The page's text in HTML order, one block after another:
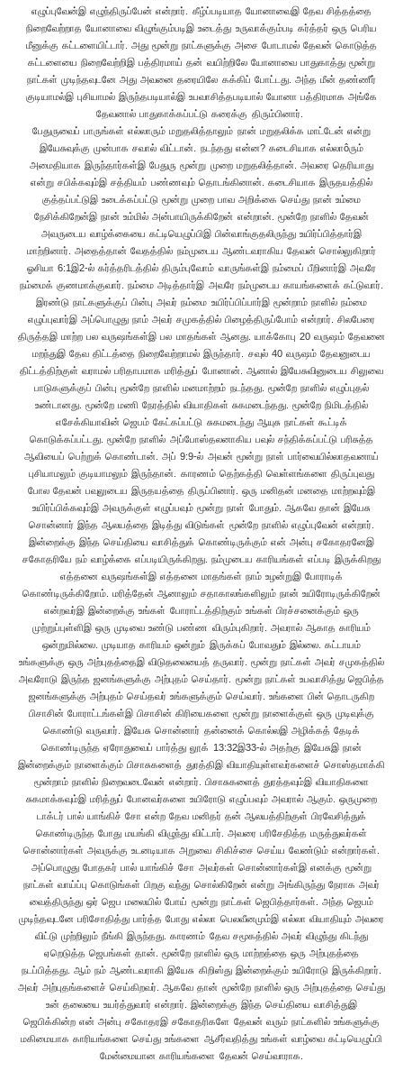
எழுப்புவேன்இ எழுந்திருப்பேன் என்றார். கீழ்ப்படியாத யோனாவைஇ தேவ சித்தத்தை
நிறைவேற்றாத யோனாவை விழுங்கும்படிஇ உடைத்து உருவாக்கும்படி கர்த்தர் ஒரு பெரிய
மீனுக்கு கட்டளையிட்டார். அது மூன்று நாட்களுக்கு அசை போடாமல் தேவன் கொடுத்த
கட்டளையை நிறைவேற்றிஇ பத்திரமாய் தன் வயிற்றிலே யோனாவை பாதுகாத்து மூன்று
நாட்கள் முடிந்தவுடனே அது அவனை தரையிலே கக்கிப் போட்டது. அந்த மீன் தண்ணீர்
குடியாமல்இ புசியாமல் இருந்தபடியால்இ உபவாசித்தபடியால் யோனா பத்திரமாக அங்கே
தேவனால் பாதுகாக்கப்பட்டு கரைக்கு திரும்பினார்.
பேதுருவைப் பாருங்கள் எல்லாரும் மறுதலித்தாலும் நான் மறுதலிக்க மாட்டேன் என்று
இயேசுவுக்கு முன்பாக சவால் விட்டான். நடந்தது என்ன? கடைசியாக எல்லாôரும்
அமைதியாக இருந்தார்கள்இ பேதுரு மூன்று முறை மறுதலித்தான். அவரை தெரியாது
என்று சபிக்கவும்இ சத்தியம் பண்ணவும் தொடங்கினான். கடைசியாக இருதயத்தில்
குத்தப்பட்டுஇ உடைக்கப்பட்டு மூன்று முறை பாவ அறிக்கை செய்து நான் உம்மை
நேசிக்கிறேன்இ நான் உம்மில் அன்பாயிருக்கிறேன் என்றான். மூன்றே நாளில் தேவன்
அவருடைய வாழ்க்கையை கட்டியெழுப்பிஇ பின்வாங்குதலிருந்து உயிர்ப்பித்தார்இ
மாற்றினார். அதைத்தான் வேதத்தில் நம்முடைய ஆண்டவராகிய தேவன் சொல்லுகிறார்
ஓசியா 6:1இ2-ல் கர்த்தரிடத்தில் திரும்புவோம் வாருங்கள்இ நம்மைப் பீறினார்இ அவரே
நம்மைக் குணமாக்குவார். நம்மை அடித்தார்இ அவரே நம்முடைய காயங்களைக் கட்டுவார்.
இரண்டு நாட்களுக்குப் பின்பு அவர் நம்மை உயிர்ப்பிப்பார்இ மூன்றாம் நாளில் நம்மை
எழுப்புவார்இ அப்பொழுது நாம் அவர் சமுகத்தில் பிழைத்திருப்போம் என்றார். சிலபேரை
திருத்தஇ மாற்ற பல வருஷங்கள்இ பல மாதங்கள் ஆனது. யாக்கோபு 20 வருஷம் தேவனை
மறந்துஇ தேவ திட்டத்தை நிறைவேற்றாமல் இருந்தார். சவுல் 40 வருஷம் தேவனுடைய
திட்டத்திற்குள் வராமல் பரிதாபமாக மரித்துப் போனான். ஆனால் இயேசுவினுடைய சிலுவை
பாடுகளுக்குப் பின்பு மூன்றே நாளில் மனமாற்றம் நடந்தது. மூன்றே நாளில் எழுப்புதல்
உண்டானது. மூன்றே மணி நேரத்தில் வியாதிகள் சுகமடைந்தது. மூன்றே நிமிடத்தில்
எசேக்கியாவின் ஜெபம் கேட்கப்பட்டு சுகமடைந்து ஆயுசு நாட்கள் கூட்டிக்
கொடுக்கப்பட்டது. மூன்றே நாளில் அப்போஸ்தலனாகிய பவுல் சந்திக்கப்பட்டு பரிசுத்த
ஆவியைப் பெற்றுக் கொண்டான். அப் 9:9-ல் அவன் மூன்று நாள் பார்வையில்லாதவனாய்
புசியாமலும் குடியாமலும் இருந்தான். காரணம் தெற்கத்தி வெள்ளங்களை திருப்புவது
போல தேவன் பவுலுடைய இருதயத்தை திருப்பினார். ஒரு மனிதன் மனதை மாற்றவும்இ
உயிர்ப்பிக்கவும்இ அவருக்குள் எழுப்பவும் மூன்று நாள் போதும். ஆகவே தான் இயேசு
சொன்னார் இந்த ஆலயத்தை இடித்து விடுங்கள் மூன்றே நாளில் எழுப்புவேன் என்றார்.
இன்றைக்கு இந்த செய்தியை வாசித்துக் கொண்டிருக்கும் என் அன்பு சகோதரனேஇ
சகோதரியே நம் வாழ்க்கை எப்படியிருக்கிறது. நம்முடைய காரியங்கள் எப்படி இருக்கிறது
எத்தனை வருஷங்கள்இ எத்தனை மாதங்கள் நாம் உழன்றுஇ போராடிக்
கொண்டிருக்கிறோம். மரித்தேன் ஆனாலும் சதாகாலங்களிலும் நான் உயிரோடிருக்கிறேன்
என்றவர்இ இன்றைக்கு உங்கள் போராட்டத்திற்கும் உங்கள் பிரச்சனைக்கும் ஒரு
முற்றுப்புள்ளிஇ ஒரு முடிவை உண்டு பண்ண விரும்புகிறார். அவரால் ஆகாத காரியம்
ஒன்றுமில்லை. முடியாத காரியம் ஒன்றும் இருக்கப் போவதும் இல்லை. கட்டாயம்
உங்களுக்கு ஒரு அற்புதத்தைஇ விடுதலையைத் தருவார். மூன்று நாட்கள் அவர் சமுகத்தில்
அவரோடு இருந்த ஜனங்களுக்கு அற்புதம் செய்தார். மூன்று நாட்கள் உபவாசித்து ஜெபித்த
ஜனங்களுக்கு அற்புதம் செய்தவர் உங்களுக்கும் செய்வார். உங்களை பின் தொடருகிற
பிசாசின் போராட்டங்கள்இ பிசாசின் கிரியைகளை மூன்று நாளைக்குள் ஒரு முடிவுக்கு
கொண்டு வருவார். இயேசு சொன்னார் தன்னைக் கொல்லஇ அழிக்கத் தேடிக்
கொண்டிருந்த ஏரோதுவைப் பார்த்து லூக் 13:32இ33-ல் அதற்கு இயேசுஇ நான்
இன்றைக்கும் நாளைக்கும் பிசாசுகளைத் துரத்திஇ வியாதியுள்ளவர்களைச் சொஸ்தமாக்கி
மூன்றாம் நாளில் நிறைவடைவேன் என்றார். பிசாசுகளைத் துரத்தவும்இ வியாதிகளை
சுகமாக்கவும்இ மரித்துப் போனவர்களை உயிரோடு எழுப்பவும் அவரால் ஆகும். ஒருமுறை
டாக்டர் பால் யாங்கிச் சோ என்ற தேவ மனிதர் தன் ஆலயத்திற்குள் பிரவேசித்துக்
கொண்டிருந்த போது மயங்கி விழுந்து விட்டார். அவரை பரிசேதித்த மருத்துவர்கள்
சொன்னார்கள் அவருக்கு உடனடியாக அறுவை சிகிச்சை செய்ய வேண்டும் என்றார்கள்.
அப்பொழுது போதகர் பால் யாங்கிச் சோ அவர்கள் சொன்னார்கள்இ எனக்கு மூன்று
நாட்கள் வாய்ப்பு கொடுங்கள் பிறகு வந்து சொல்கிறேன் என்று அங்கிருந்து நேராக அவர்
வைத்திருந்து ஒர் ஜெப மலையில் போய் மூன்று நாட்கள் ஜெபித்தார்கள். அந்த ஜெபம்
முடிந்தவுடனே பரிசோதித்து பார்த்த போது எல்லா பெலவீனமும்இ எல்லா வியாதியும் அவரை
விட்டு முற்றிலும் நீங்கி இருந்தது. காரணம் தேவ சமூகத்தில் அவர் விழுந்து கிடந்து
ஏறெடுத்த ஜெபங்கள் தான். மூன்றே நாளில் ஒரு மாற்றத்தை ஒரு அற்புதத்தை
நடப்பித்தது. ஆம் நம் ஆண்டவராகி இயேசு கிறிஸ்து இன்றைக்கும் உயிரோடு இருக்கிறார்.
அவர் அற்புதங்களைச் செய்கிறவர். ஆகவே தான் மூன்றே நாளில் ஒரு அற்புதத்தை செய்து
உன் தலையை உயர்த்துவார் என்றார். இன்றைக்கு இந்த செய்தியை வாசித்துஇ
ஜெபிக்கின்ற என் அன்பு சகோதரஇ சகோதரிகளே தேவன் வரும் நாட்களில் உங்களுக்கு
மகிமையாக காரியங்களை செய்து உங்களை ஆசீர்வதித்து உங்கள் வாழ்வை கட்டியெழுப்பி
மேன்மையான காரியங்களை தேவன் செய்வாராக.